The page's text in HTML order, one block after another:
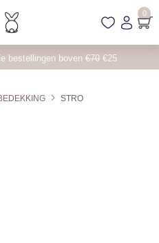
0
bestellingen boven€70€25
STRO